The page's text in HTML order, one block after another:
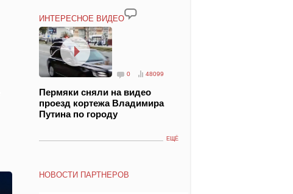
ИНТЕРЕСНОЕ ВИДЕО
0 48099
Пермяки сняли на видео
проезд кортежа Владимира
Путина по городу
ЕЩЁ
НОВОСТИ ПАРТНЕРОВ